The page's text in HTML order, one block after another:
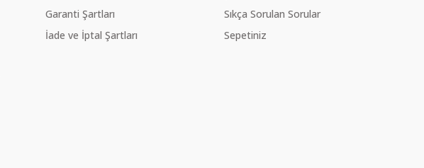
Garanti Şartları
İade ve İptal Şartları
Sıkça Sorulan Sorular
Sepetiniz